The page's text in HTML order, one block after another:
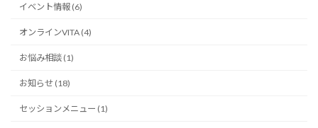
イベント情報 (6)
オンラインVITA (4)
お悩み相談 (1)
お知らせ (18)
セッションメニュー (1)